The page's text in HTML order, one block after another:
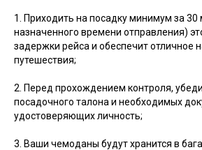
1. Приходить на посадку минимум за 30
назначенного времени отправления)
задержки рейса и обеспечит отличное
путешествия;
2. Перед прохождением контроля,
посадочного талона и необходимых
удостоверяющих личность;
3. Ваши чемоданы будут хранится в